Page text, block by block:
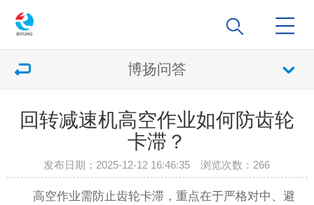
博扬问答
回转减速机高空作业如何防齿轮
卡滞？
发布日期：2025-12-12 16:46:35 浏览次数： 266
高空作业需防止齿轮卡滞，重点在于严格对中、避